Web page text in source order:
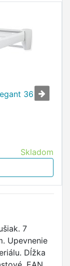
36
Skladom
7
Upevnenie
Dĺžka